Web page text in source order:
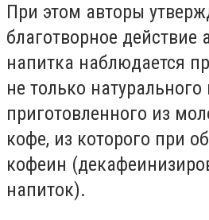
При этом авторы
благотворное действие
напитка наблюдается
не только натурального
приготовленного из
кофе, из которого при
кофеин
напиток).